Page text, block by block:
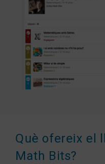
Què ofereix el
Math Bits?